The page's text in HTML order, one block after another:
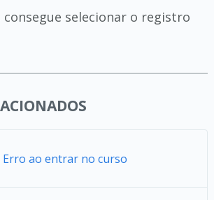
selecionar o registro
ao entrar no curso